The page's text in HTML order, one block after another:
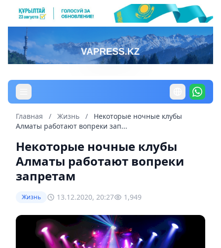
Главная / Жизнь /
Некоторые ночные клубы
Алматы работают вопреки зап...
Некоторые ночные клубы
Алматы работают вопреки
запретам
Жизнь 13.12.2020, 20:27 1,949